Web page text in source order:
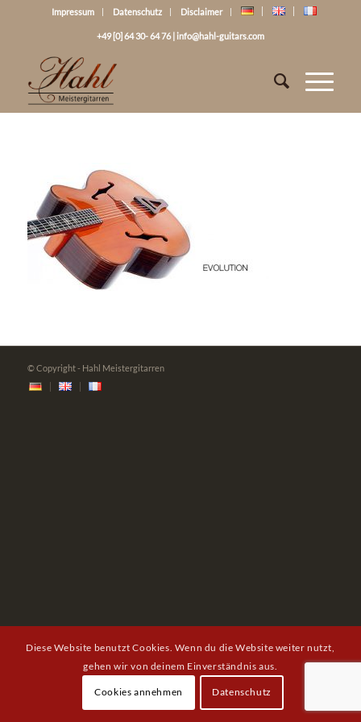
Impressum Datenschutz Disclaimer
+49 [0] 64 30- 64 76|info@hahl-guitars.com
© Copyright - Hahl Meistergitarren
Diese Website benutzt Cookies. Wenn du die Website weiter nutzt,
gehen wir von deinem Einverständnis aus.
Cookies annehmen Datenschutz